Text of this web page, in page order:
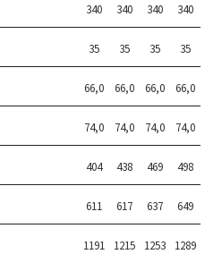
340 340 340 340
35 35 35 35
66,0 66,0 66,0 66,0
74,0 74,0 74,0 74,0
404 438 469 498
611 617 637 649
1191 1215 1253 1289